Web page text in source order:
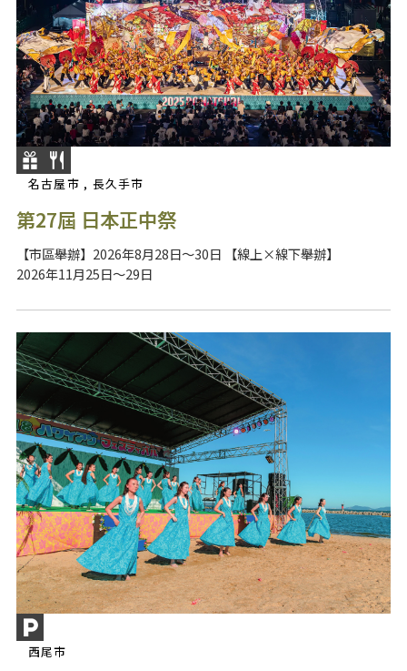
名古屋市 , 長久手市
第27屆 日本正中祭
【市區舉辦】2026年8月28日～30日 【線上×線下舉辦】
2026年11月25日～29日
西尾市